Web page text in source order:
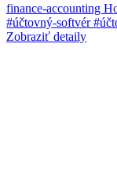
finance-accounting
#účtovný-softvér
Zobraziť detaily